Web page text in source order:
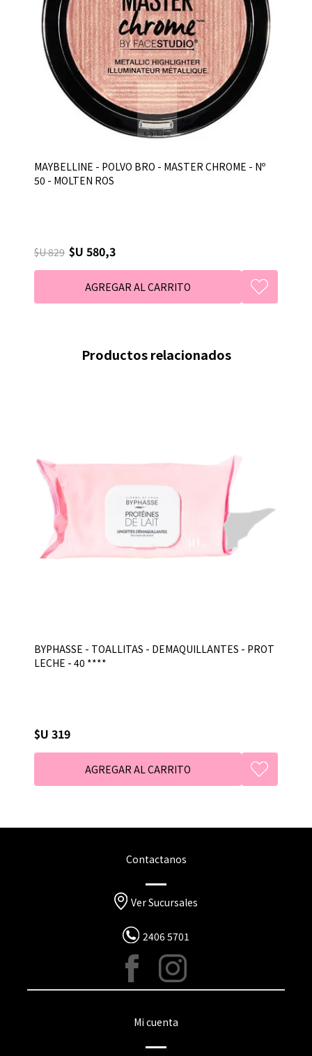
MAYBELLINE - POLVO BRO - MASTER CHROME - Nº
50 - MOLTEN ROS
$U 829 $U 580,3
Productos relacionados
BYPHASSE - TOALLITAS - DEMAQUILLANTES - PROT
LECHE - 40 ****
$U 319
Contactanos
Ver Sucursales
2406 5701
Mi cuenta